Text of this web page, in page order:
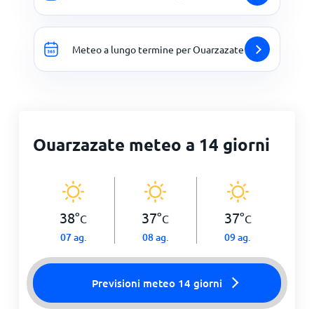
Meteo a lungo termine per Ouarzazate
Ouarzazate meteo a 14 giorni
38°C
07 ag.
37°C
08 ag.
37°C
09 ag.
Previsioni meteo 14 giorni